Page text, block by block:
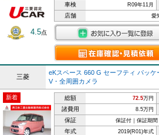
4.5点
車検 R09年11月
店舗 愛
三菱
eKスペース 660 G セーフティ パッ
V・全周囲カメラ
新着 総額 72.5万円
諸費用 8.5万円
保証 保証付｜保証期
年式 2019(R01)年式